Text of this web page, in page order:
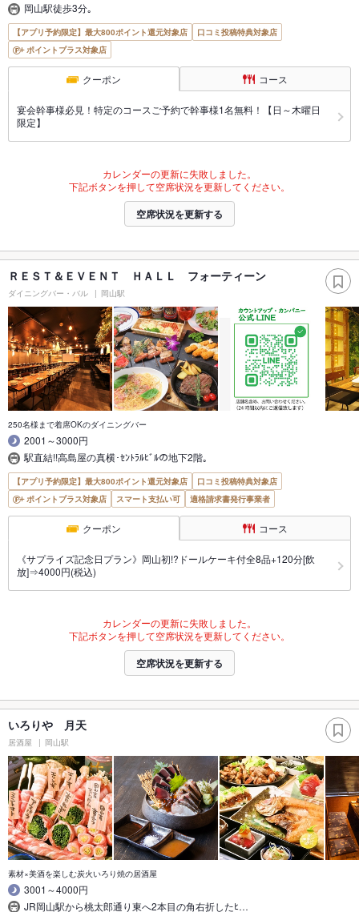
岡山駅徒歩3分｡
【アプリ予約限定】最大800ポイント還元対象店
口コミ投稿特典対象店
ポイントプラス対象店
クーポン コース
宴会幹事様必見！特定のコースご予約で幹事様1名無料！【日～木曜日
限定】
カレンダーの更新に失敗しました。
下記ボタンを押して空席状況を更新してください。
空席状況を更新する
ＲＥＳＴ＆ＥＶＥＮＴ ＨＡＬＬ フォーティーン
ダイニングバー・バル 岡山駅
250名様まで着席OKのダイニングバー
2001～3000円
駅直結!!高島屋の真横･ｾﾝﾄﾗﾙﾋﾞﾙの地下2階｡
【アプリ予約限定】最大800ポイント還元対象店
口コミ投稿特典対象店
ポイントプラス対象店
スマート支払い可 適格請求書発行事業者
クーポン コース
《サプライズ記念日プラン》岡山初!?ドールケーキ付全8品+120分[飲
放]⇒4000円(税込)
カレンダーの更新に失敗しました。
下記ボタンを押して空席状況を更新してください。
空席状況を更新する
いろりや 月天
居酒屋 岡山駅
素材×美酒を楽しむ炭火いろり焼の居酒屋
3001～4000円
JR岡山駅から桃太郎通り東へ2本目の角右折したﾋ…